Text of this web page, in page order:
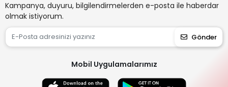
Kampanya, duyuru, bilgilendirmelerden e-posta ile haberdar
olmak istiyorum.
Gönder
Mobil Uygulamalarımız